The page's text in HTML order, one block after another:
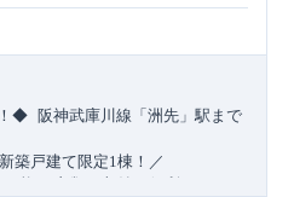
◆ ​阪神武庫川線 「洲先」駅まで
築戸建て限定1棟！／